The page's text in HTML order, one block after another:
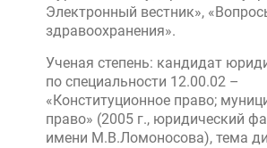
Электронный вестник»,
здравоохранения».
Ученая степень: кандидат
по специальности 12.00.02 –
«Конституционное право;
право» (2005 г., юридический
имени М.В.Ломоносова), тема